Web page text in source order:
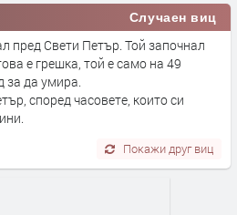
Случаен виц
пред Свети Петър. Той започнал
е грешка, той е само на 49
за да умира.
според часовете, които си
Покажи друг виц